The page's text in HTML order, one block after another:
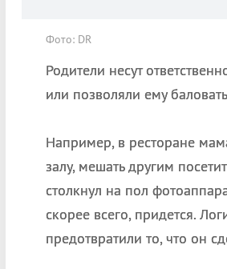
Фото: DR
Родители несут
или позволяли ему
Например, в ресторане
залу, мешать другим
столкнул на пол
скорее всего, придется.
предотвратили то, что он